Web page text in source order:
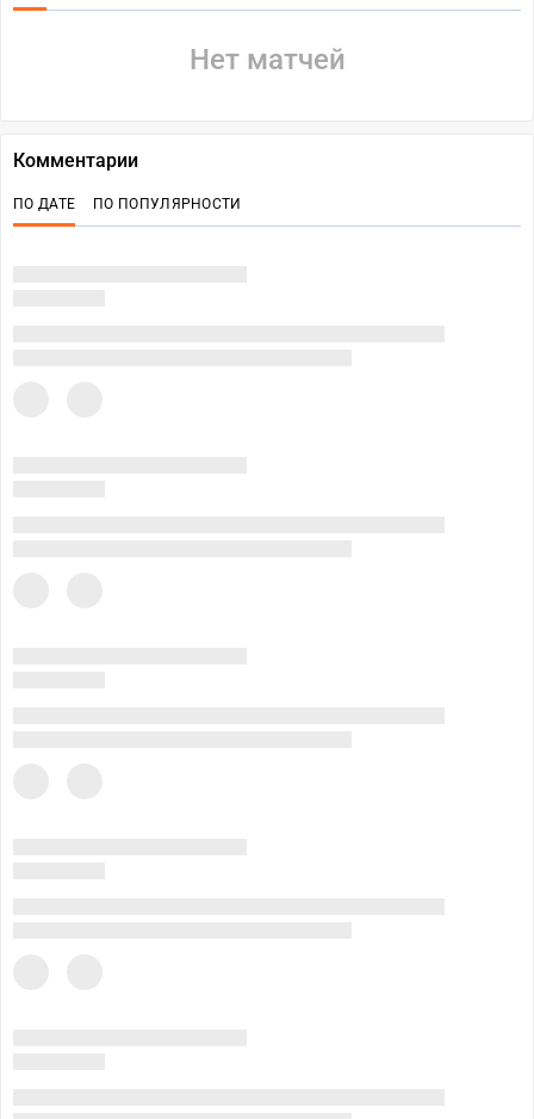
Нет матчей
Комментарии
ПО ДАТЕ ПО ПОПУЛЯРНОСТИ